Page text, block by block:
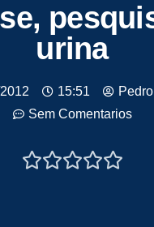
urina
15:51
Sem Comentarios
